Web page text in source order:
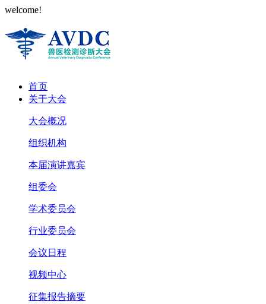
welcome!
首页
关于大会
大会概况
组织机构
本届演讲嘉宾
组委会
学术委员会
行业委员会
会议日程
视频中心
征集报告摘要